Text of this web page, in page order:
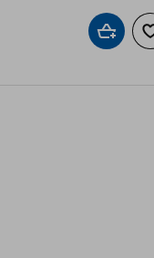
Добави